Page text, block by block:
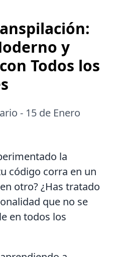
y
Todos los
- 15 de Enero
la
código corra en un
otro? ¿Has tratado
que no se
en todos los